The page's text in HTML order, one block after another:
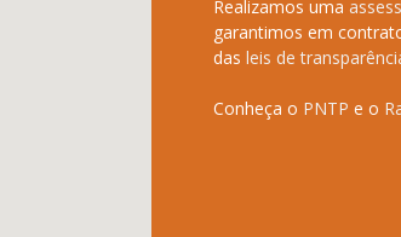
Realizamos uma
garantimos em
das leis de
Conheça o PNTP e o